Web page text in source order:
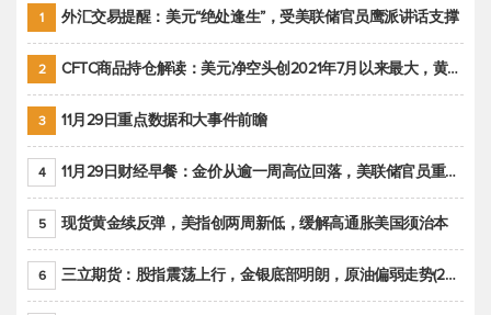
1 外汇交易提醒：美元“绝处逢生”，受美联储官员鹰派讲话支撑
2 CFTC商品持仓解读：美元净空头创2021年7月以来最大，黄金期货投机性净多头头寸减少
3 11月29日重点数据和大事件前瞻
4 11月29日财经早餐：金价从逾一周高位回落，美联储官员重申鹰派立场推动美元回升
5 现货黄金续反弹，美指创两周新低，缓解高通胀美国须治本
6 三立期货：股指震荡上行，金银底部明朗，原油偏弱走势(20221128收评)